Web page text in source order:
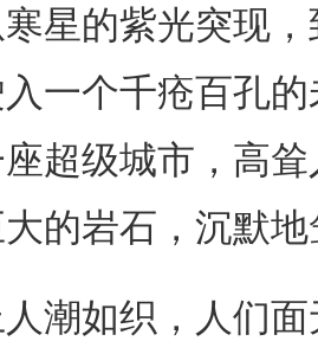
星的紫光突现
一个千疮百孔
超级城市，高
的岩石，沉默
如织，人们面